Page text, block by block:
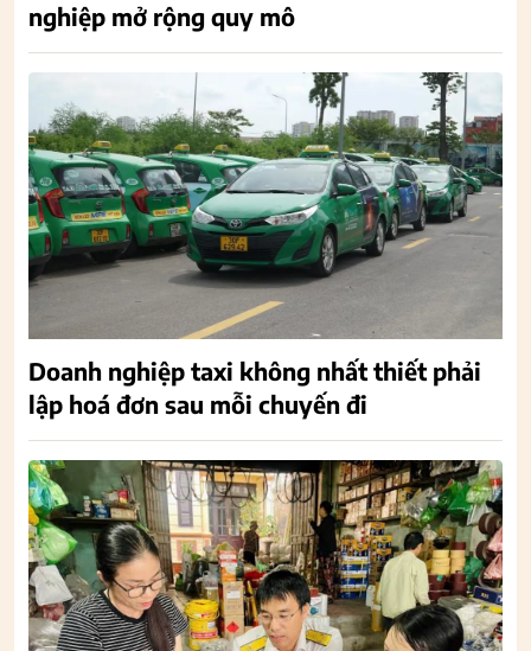
nghiệp mở rộng quy mô
Doanh nghiệp taxi không nhất thiết phải
lập hoá đơn sau mỗi chuyến đi